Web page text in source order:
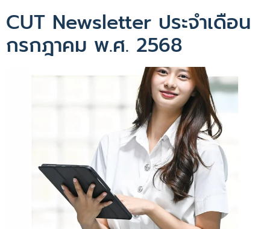
CUT Newsletter ประจำเดือน
กรกฎาคม พ.ศ. 2568